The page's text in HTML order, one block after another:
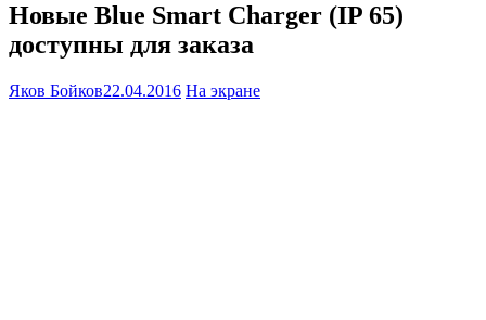
Новые Blue Smart Charger (IP 65)
доступны для заказа
Яков Бойков22.04.2016 На экране